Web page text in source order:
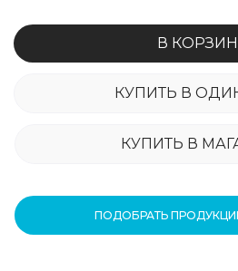
В
КУПИТЬ В
КУПИТЬ В
ПОДОБРАТЬ